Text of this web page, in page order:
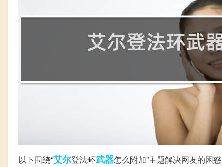
以下围绕“艾尔登法环武器怎么附加”主题解决网友的困惑